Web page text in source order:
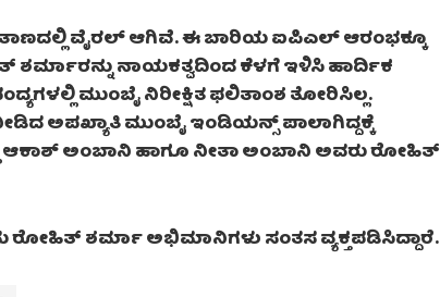
ವೈರಲ್ ಆಗಿವೆ. ಈ ಬಾರಿಯ ಐಪಿಎಲ್ ಆರಂಭಕ್ಕೂ
ನಾಯಕತ್ವದಿಂದ ಕೆಳಗೆ ಇಳಿಸಿ ಹಾರ್ದಿಕ
ಮುಂಬೈ ನಿರೀಕ್ಷಿತ ಫಲಿತಾಂಶ ತೋರಿಸಿಲ್ಲ.
ಅಪಖ್ಯಾತಿ ಮುಂಬೈ ಇಂಡಿಯನ್ಸ್ ಪಾಲಾಗಿದ್ದಕ್ಕೆ
ಆಕಾಶ್ ಅಂಬಾನಿ ಹಾಗೂ ನೀತಾ ಅಂಬಾನಿ ಅವರು ರೋಹಿತ್
ಶರ್ಮಾ ಅಭಿಮಾನಿಗಳು ಸಂತಸ ವ್ಯಕ್ತಪಡಿಸಿದ್ದಾರೆ.